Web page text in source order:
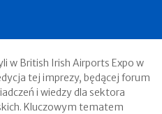
w British Irish Airports Expo w
tej imprezy, będącej forum
i wiedzy dla sektora
Kluczowym tematem